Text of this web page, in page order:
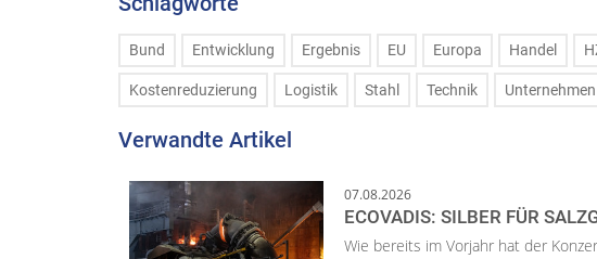
Bund Entwicklung Ergebnis EU Europa Handel
Kostenreduzierung Logistik Stahl Technik Unternehmen
Verwandte Artikel
07.08.2026
ECOVADIS: SILBER FÜR
Wie bereits im Vorjahr hat der